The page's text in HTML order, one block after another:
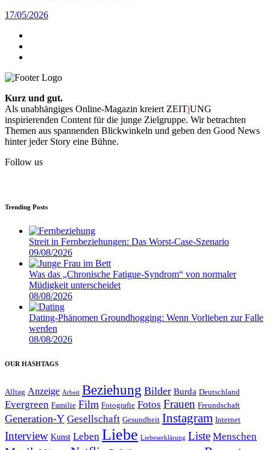
17/05/2026
Kurz und gut.
Als unabhängiges Online-Magazin kreiert ZEITjUNG
inspirierenden Content für die junge Zielgruppe. Wir betrachten
Themen aus spannenden Blickwinkeln und geben den Good News
hinter jeder Story eine Bühne.
Follow us
Trending Posts
Streit in Fernbeziehungen: Das Worst-Case-Szenario
09/08/2026
Was das „Chronische Fatigue-Syndrom“ von normaler
Müdigkeit unterscheidet
08/08/2026
Dating-Phänomen Groundhogging: Wenn Vorlieben zur Falle
werden
08/08/2026
OUR HASHTAGS
Alltag Anzeige Arbeit Beziehung Bilder Burda Deutschland
Evergreen Familie Film Fotografie Fotos Frauen Freundschaft
Generation-Y Gesellschaft Gesundheit Instagram Internet
Interview Kunst Leben Liebe Liebeserklärung Liste Menschen